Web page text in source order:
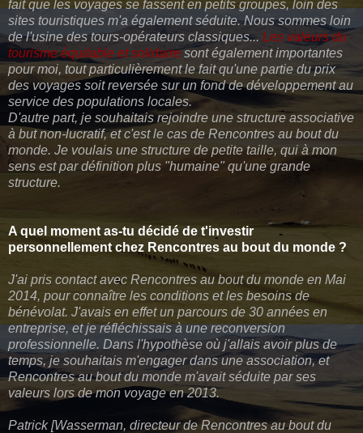
fait que les voyages se fassent en petits groupes, loin des
sites touristiques m'a également séduite. Nous sommes loin
de l'usine des tours-opérateurs classiques... Les valeurs du
tourisme équitable et solidairesont également importantes
pour moi, tout particulièrement le fait qu'une partie du prix
des voyages soit reversée sur un fond de développement au
service des populations locales.
D'autre part, je souhaitais rejoindre une structure associative
à but non-lucratif, et c'est le cas de Rencontres au bout du
monde. Je voulais une structure de petite taille, qui à mon
sens est par définition plus "humaine" qu'une grande
structure.
A quel moment as-tu décidé de t'investir
personnellement chez Rencontres au bout du monde ?
J'ai pris contact avec Rencontres au bout du monde en Mai
2014, pour connaître les conditions et les besoins de
bénévolat. J'avais en effet un parcours de 30 années en
entreprise, et je réfléchissais à une reconversion
professionnelle. Dans l'hypothèse où j'allais avoir plus de
temps, je souhaitais m'engager dans une association, et
Rencontres au bout du monde m'avait séduite par ses
valeurs lors de mon voyage en 2013.
Patrick [Wasserman, directeur de Rencontres au bout du